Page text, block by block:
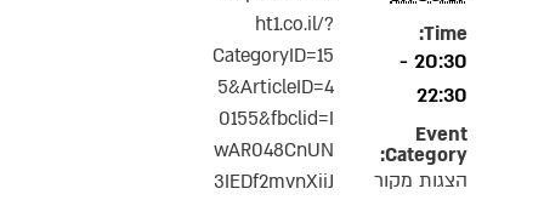
Time:
20:30 -
22:30
Event
Category:
הצגות מקור
ht1.co.il/?
CategoryID=15
5&ArticleID=4
0155&fbclid=I
wAR048CnUN
3IEDf2mvnXiiJ